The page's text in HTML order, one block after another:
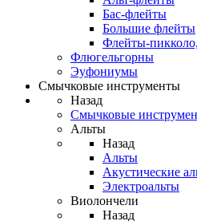
Бас-флейты
Большие флейты
Флейты-
Флюгельгорны
Эуфониумы
Смычковые инструменты
Назад
Смычковые
Альты
Назад
Альты
Акустические
Электроальты
Виолончели
Назад